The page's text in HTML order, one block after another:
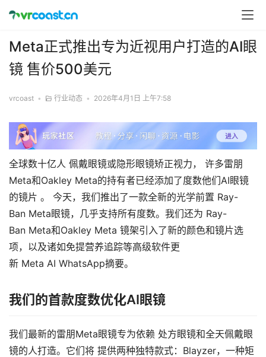
Meta正式推出专为近视用户打造的AI眼
镜 售价500美元
vrcoast • 行业动态 • 2026年4月1日 上午7:58
全球数十亿人 佩戴眼镜或隐形眼镜矫正视力， 许多雷朋
Meta和Oakley Meta的持有者已经添加了度数他们AI眼镜
的镜片 。 今天，我们推出了一款全新的光学前置 Ray-
Ban Meta眼镜，几乎支持所有度数。我们还为 Ray-
Ban Meta和Oakley Meta 镜架引入了新的颜色和镜片选
项，以及诸如免提营养追踪等高级软件更
新 Meta AI WhatsApp摘要。
我们的首款度数优化AI眼镜
我们最新的雷朋Meta眼镜专为依赖 处方眼镜和全天佩戴眼
镜的人打造。它们将 提供两种独特款式：Blayzer，一种矩